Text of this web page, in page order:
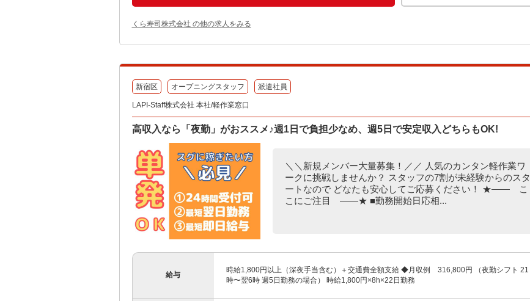
くら寿司株式会社 の他の求人をみる
新宿区 オープニングスタッフ 派遣社員
LAPI-Staff株式会社 本社/軽作業窓口
高収入なら「夜勤」がおススメ♪週1日で負担少なめ、週5日で安定収入どちらもOK!
＼＼新規メンバー大量募集！／／ 人気のカンタン軽作業ワ
ークに挑戦しませんか？ スタッフの7割が未経験からのスタ
ートなので どなたも安心してご応募ください！ ★―― こ
こにご注目 ――★ ■勤務開始日応相...
給与
時給1,800円以上（深夜手当含む）＋交通費全額支給 ◆月収例 316,800円 （夜勤シフト 21
時〜翌6時 週5日勤務の場合） 時給1,800円×8h×22日勤務